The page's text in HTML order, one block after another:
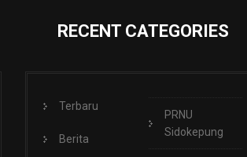
RECENT CATEGORIES
Terbaru
Berita
PRNU
Sidokepung